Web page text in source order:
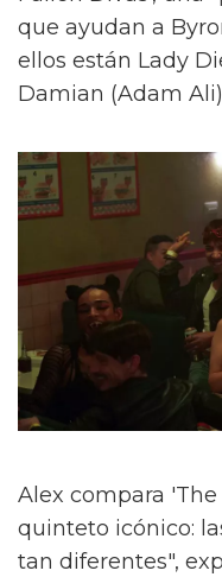
que ayudan a
ellos están Lady
Damian (Adam
Alex compara
quinteto icónico:
tan diferentes",